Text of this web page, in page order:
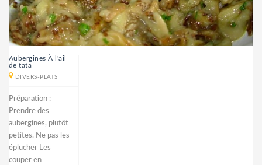
Aubergines À l'ail
de tata
DIVERS-PLATS
Préparation :
Prendre des
aubergines, plutôt
petites. Ne pas les
éplucher Les
couper en